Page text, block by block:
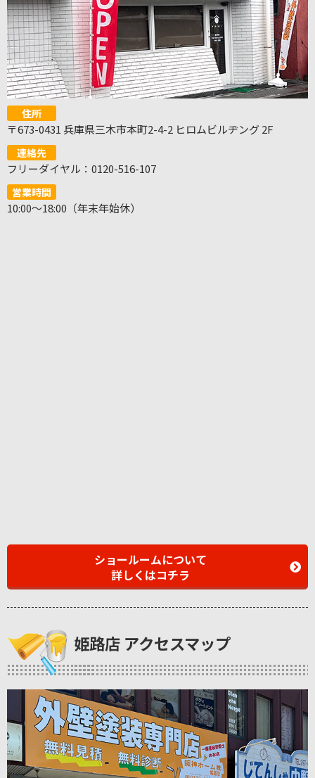
住所
〒673-0431 兵庫県三木市本町2-4-2 ヒロムビルヂング 2F
連絡先
フリーダイヤル：0120-516-107
営業時間
10:00～18:00（年末年始休）
ショールームについて
詳しくはコチラ
姫路店 アクセスマップ